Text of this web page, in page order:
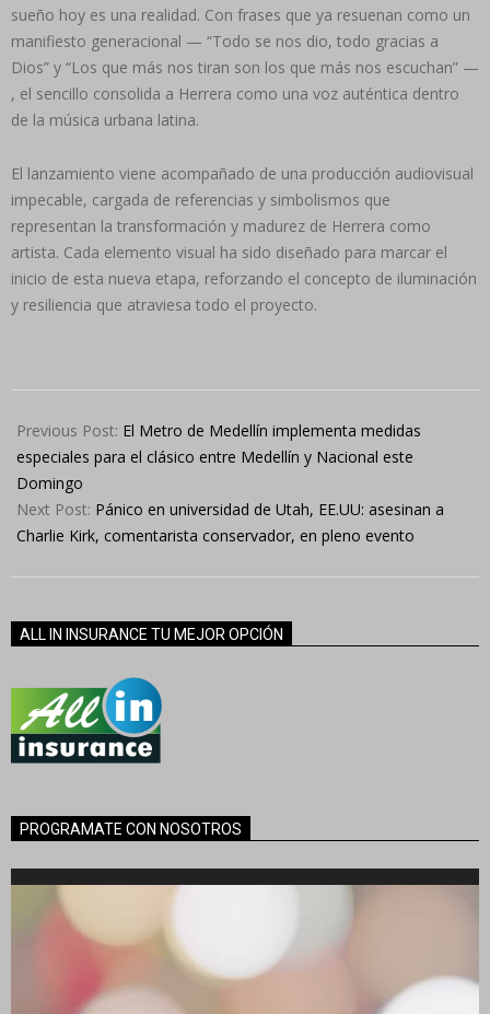
sueño hoy es una realidad. Con frases que ya resuenan como un
manifiesto generacional — “Todo se nos dio, todo gracias a
Dios” y “Los que más nos tiran son los que más nos escuchan” —
, el sencillo consolida a Herrera como una voz auténtica dentro
de la música urbana latina.
El lanzamiento viene acompañado de una producción audiovisual
impecable, cargada de referencias y simbolismos que
representan la transformación y madurez de Herrera como
artista. Cada elemento visual ha sido diseñado para marcar el
inicio de esta nueva etapa, reforzando el concepto de iluminación
y resiliencia que atraviesa todo el proyecto.
09-
08
Previous Post: El Metro de Medellín implementa medidas
especiales para el clásico entre Medellín y Nacional este
Domingo
Next Post: Pánico en universidad de Utah, EE.UU: asesinan a
Charlie Kirk, comentarista conservador, en pleno evento
ALL IN INSURANCE TU MEJOR OPCIÓN
PROGRAMATE CON NOSOTROS